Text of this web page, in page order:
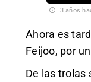
3 años
Ahora es
Feijoo, por
De las trolas